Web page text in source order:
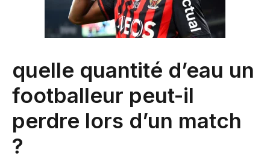
quelle quantité d’eau un
footballeur peut-il
perdre lors d’un match
?